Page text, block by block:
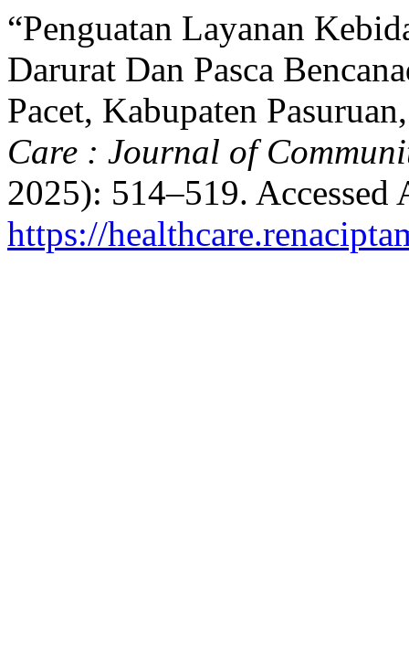
“Penguatan Layanan
Darurat Dan Pasca
Pacet, Kabupaten
Care : Journal of
2025): 514–519. Accessed
https://